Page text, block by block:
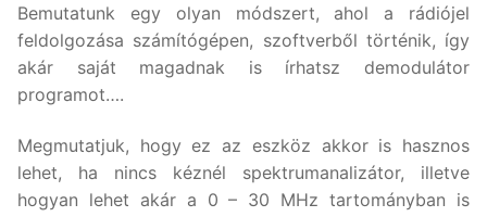
Bemutatunk egy olyan módszert, ahol a rádiójel
feldolgozása számítógépen, szoftverből történik, így
akár saját magadnak is írhatsz demodulátor
programot….
Megmutatjuk, hogy ez az eszköz akkor is hasznos
lehet, ha nincs kéznél spektrumanalizátor, illetve
hogyan lehet akár a 0 – 30 MHz tartományban is